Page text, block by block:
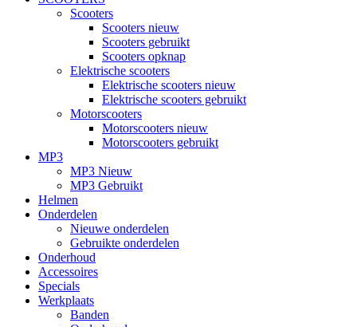
Scooters
Scooters nieuw
Scooters gebruikt
Scooters opknap
Elektrische scooters
Elektrische scooters nieuw
Elektrische scooters gebruikt
Motorscooters
Motorscooters nieuw
Motorscooters gebruikt
MP3
MP3 Nieuw
MP3 Gebruikt
Helmen
Onderdelen
Nieuwe onderdelen
Gebruikte onderdelen
Onderhoud
Accessoires
Specials
Werkplaats
Banden